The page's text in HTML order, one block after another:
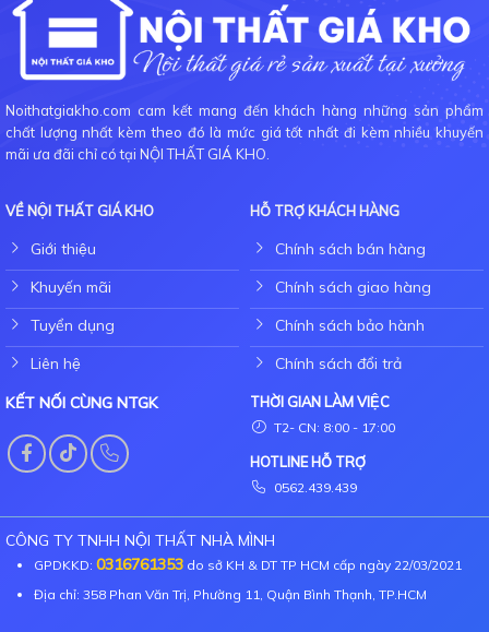
Noithatgiakho.com cam kết mang đến khách hàng những sản phẩm
chất lượng nhất kèm theo đó là mức giá tốt nhất đi kèm nhiều khuyến
mãi ưa đãi chỉ có tại NỘI THẤT GIÁ KHO.
VỀ NỘI THẤT GIÁ KHO
Giới thiệu
Khuyến mãi
Tuyển dụng
Liên hệ
HỖ TRỢ KHÁCH HÀNG
Chính sách bán hàng
Chính sách giao hàng
Chính sách bảo hành
Chính sách đổi trả
KẾT NỐI CÙNG NTGK
THỜI GIAN LÀM VIỆC
T2- CN: 8:00 - 17:00
HOTLINE HỖ TRỢ
0562.439.439
CÔNG TY TNHH NỘI THẤT NHÀ MÌNH
GPDKKD: 0316761353 do sở KH & DT TP HCM cấp ngày 22/03/2021
Địa chỉ: 358 Phan Văn Trị, Phường 11, Quận Bình Thạnh, TP.HCM